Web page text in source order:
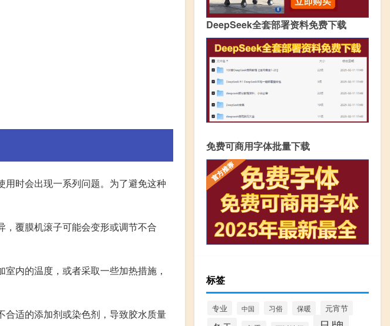
时会出现一系列问题。为了避免这种
覆膜机滚子可能会变形或调节不合
内的温度，或者采取一些加热措施，
适的添加剂或染色剂，导致胶水质量
DeepSeek全套部署资料免费下载
免费可商用字体批量下载
标签
专业 中国 习俗 保暖 元宵节